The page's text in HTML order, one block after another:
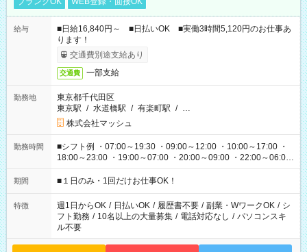
給与
■日給16,840円～ ■日払いOK ■実働3時間5,120円のお仕事あ
ります！
交通費別途支給あり
交通費 一部支給
勤務地
東京都千代田区
東京駅 / 水道橋駅 / 有楽町駅 / …
株式会社マッシュ
勤務時間
■シフト例 ・07:00～19:30 ・09:00～12:00 ・10:00～17:00 ・
18:00～23:00 ・19:00～07:00 ・20:00～09:00 ・22:00～06:00
etc ★最短で3時間で5,120円のお仕事から 15時間で2万円近く稼
げるお仕事も！ ご希望のお時間に合わせてご紹介！ ※シフトは
ください！
期間 ■１日のみ・1回だけお仕事OK！
特徴 週1日からOK / 日払いOK / 履歴書不要 / 副業・WワークOK / シ
フト勤務 / 10名以上の大量募集 / 電話対応なし / パソコンスキ
ル不要